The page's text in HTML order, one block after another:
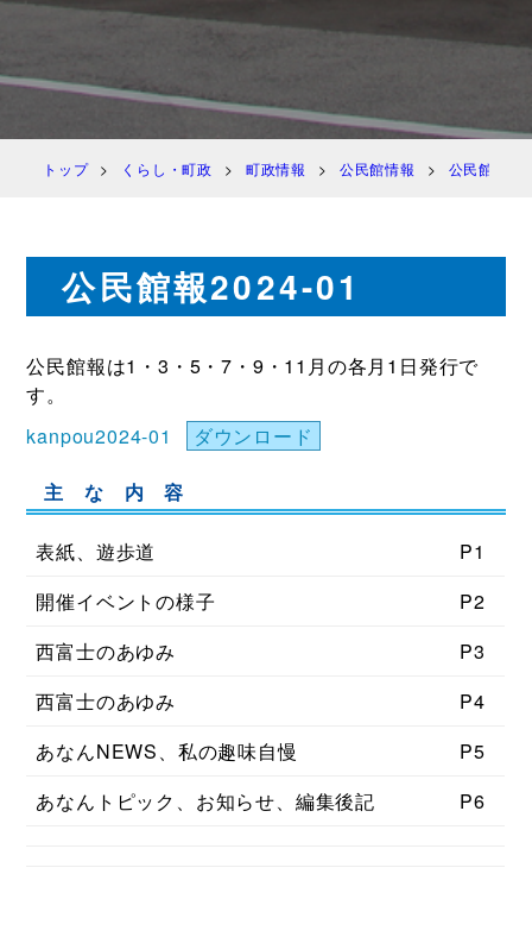
トップ くらし・町政 町政情報 公民館情報 公民館報
公民館報2024-01
公民館報は1・3・5・7・9・11月の各月1日発行で
す。
kanpou2024-01
ダウンロード
主 な 内 容
表紙、遊歩道
P1
開催イベントの様子
P2
西富士のあゆみ
P3
西富士のあゆみ
P4
あなんNEWS、私の趣味自慢
P5
あなんトピック、お知らせ、編集後記
P6